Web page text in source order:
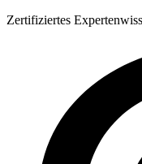
Zum
Zertifiziertes